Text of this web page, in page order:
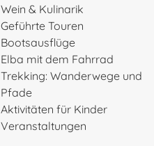
Wein & Kulinarik
Geführte Touren
Bootsausflüge
Elba mit dem Fahrrad
Trekking: Wanderwege und
Pfade
Aktivitäten für Kinder
Veranstaltungen